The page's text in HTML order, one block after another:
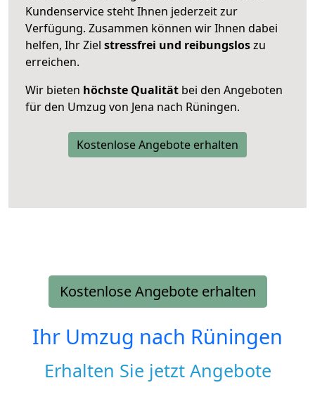
Kundenservice steht Ihnen jederzeit zur
Verfügung. Zusammen können wir Ihnen dabei
helfen, Ihr Ziel stressfrei und reibungsloszu
erreichen.
Wir bieten höchste Qualität bei den Angeboten
für den Umzug von Jena nach Rüningen.
Kostenlose Angebote erhalten
Kostenlose Angebote erhalten
Ihr Umzug nach Rüningen
Erhalten Sie jetzt Angebote